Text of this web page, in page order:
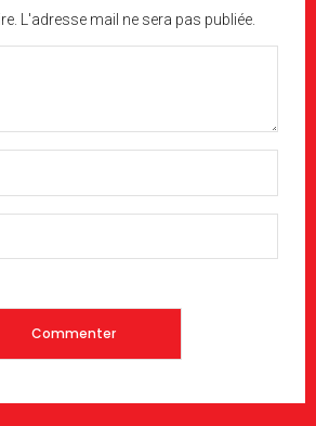
L'adresse mail ne sera pas publiée.